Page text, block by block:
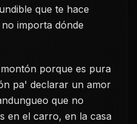
que te hace
importa dónde
porque es pura
pa' declarar un amor
que no
en el carro, en la casa